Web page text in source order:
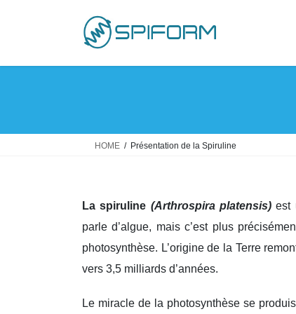
HOME Présentation de la Spiruline
La spiruline (Arthrospira platensis) est
parle d’algue, mais c’est plus
photosynthèse. L’origine de la Terre
vers 3,5 milliards d’années.
Le miracle de la photosynthèse se